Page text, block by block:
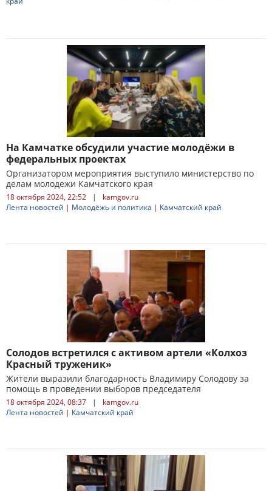
На Камчатке обсудили участие молодёжи в
федеральных проектах
Организатором мероприятия выступило министерство по
делам молодежи Камчатского края
18 октября 2024, 22:52 |
kamgov.ru
Лента новостей | Молодёжь и политика | Камчатский край
Солодов встретился с активом артели «Колхоз
Красный труженик»
Жители выразили благодарность Владимиру Солодову за
помощь в проведении выборов председателя
18 октября 2024, 08:37 |
kamgov.ru
Лента новостей | Камчатский край